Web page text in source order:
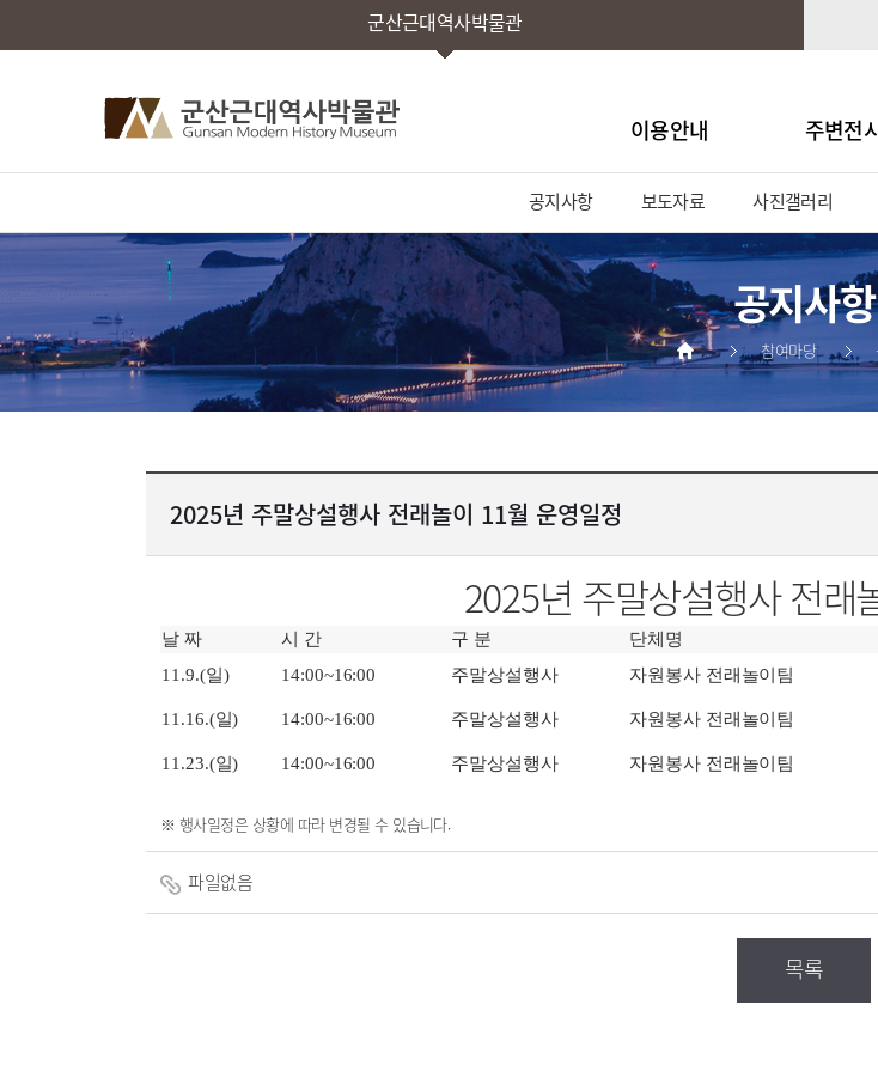
군산근대역사박물관
이용안내 주변전
공지사항 보도자료 사진갤러리
공지사항
참여마당
2025년 주말상설행사 전래놀이 11월 운영일정
2025년 주말상설행사 전래
날 짜 시 간 구 분 단체명
11.9.(일)
14:00~16:00 주말상설행사 자원봉사 전래놀이팀
11.16.(일) 14:00~16:00 주말상설행사 자원봉사 전래놀이팀
11.23.(일) 14:00~16:00 주말상설행사 자원봉사 전래놀이팀
※ 행사일정은 상황에 따라 변경될 수 있습니다.
파일없음
목록